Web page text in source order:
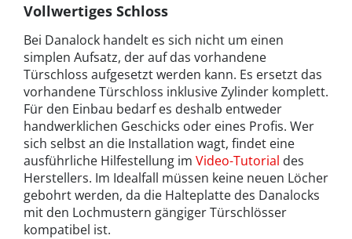
Vollwertiges Schloss
Bei Danalock handelt es sich nicht um einen
simplen Aufsatz, der auf das vorhandene
Türschloss aufgesetzt werden kann. Es ersetzt das
vorhandene Türschloss inklusive Zylinder komplett.
Für den Einbau bedarf es deshalb entweder
handwerklichen Geschicks oder eines Profis. Wer
sich selbst an die Installation wagt, findet eine
ausführliche Hilfestellung im Video-Tutorial des
Herstellers. Im Idealfall müssen keine neuen Löcher
gebohrt werden, da die Halteplatte des Danalocks
mit den Lochmustern gängiger Türschlösser
kompatibel ist.